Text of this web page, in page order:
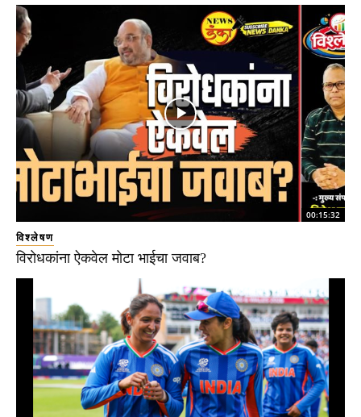
00:15:32
विश्लेषण
विरोधकांना ऐकवेल मोटा भाईचा जवाब?